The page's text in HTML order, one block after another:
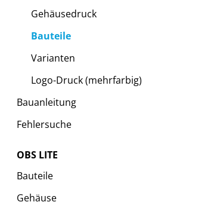
Gehäusedruck
Bauteile
Varianten
Logo-Druck (mehrfarbig)
Bauanleitung
Fehlersuche
OBS LITE
Bauteile
Gehäuse